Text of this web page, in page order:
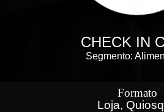
CHECK IN
Segmento:
Formato
Loja,